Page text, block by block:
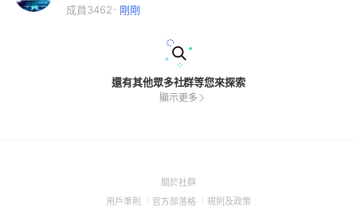
成員3462
剛剛
還有其他眾多社群等您來探索
顯示更多
關於社群(Open
用戶準則 (Open
官方部落格 (Open
規則及政策(Open